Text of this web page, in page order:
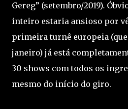
Gereg” (setembro/2019).
inteiro estaria ansioso por
primeira turnê europeia (que
janeiro) já está
30 shows com todos os
mesmo do início do giro.